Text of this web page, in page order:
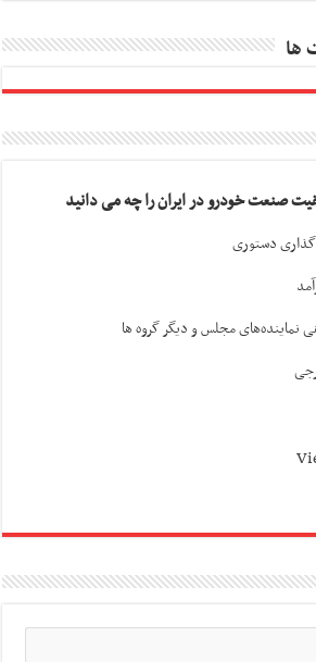
ها
صنعت خودرو در ایران را چه می دانید
دستوری
نماینده‌های مجلس و دیگر گروه ها